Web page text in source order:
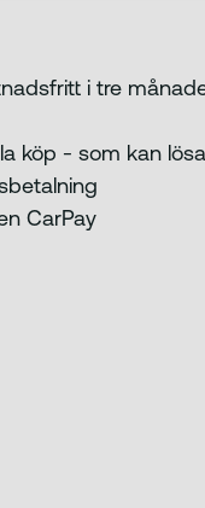
i tre
köp - som kan
CarPay